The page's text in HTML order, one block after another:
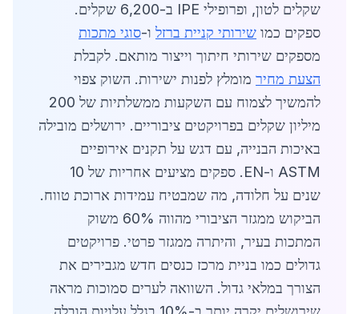
שקלים לטון, ופרופילי IPE ב-6,200 שקלים.
ספקים כמו שירותי קניית ברזל ו-סוגי מתכות
מספקים שירותי חיתוך וייצור מותאם. לקבלת
הצעת מחיר מומלץ לפנות ישירות. השוק צפוי
להמשיך לצמוח עם השקעות ממשלתיות של 200
מיליון שקלים בפרויקטים ציבוריים. ירושלים מובילה
באיכות הבנייה, עם דגש על תקנים אירופיים
ASTM ו-EN. ספקים מציעים אחריות של 10
שנים על חלודה, מה שמבטיח עמידות ארוכת טווח.
הביקוש ממגזר הציבורי מהווה 60% משוק
המתכות בעיר, והיתרה ממגזר פרטי. פרויקטים
גדולים כמו בניית מרכז כנסים חדש מגבירים את
הצורך במלאי גדול. השוואה לערים סמוכות מראה